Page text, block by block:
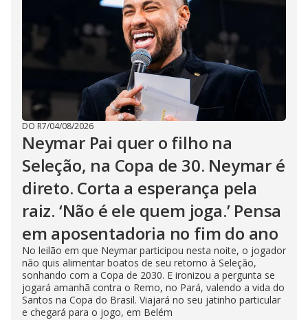
DO R7/04/08/2026
Neymar Pai quer o filho na
Seleção, na Copa de 30. Neymar é
direto. Corta a esperança pela
raiz. ‘Não é ele quem joga.’ Pensa
em aposentadoria no fim do ano
No leilão em que Neymar participou nesta noite, o jogador
não quis alimentar boatos de seu retorno à Seleção,
sonhando com a Copa de 2030. E ironizou a pergunta se
jogará amanhã contra o Remo, no Pará, valendo a vida do
Santos na Copa do Brasil. Viajará no seu jatinho particular
e chegará para o jogo, em Belém